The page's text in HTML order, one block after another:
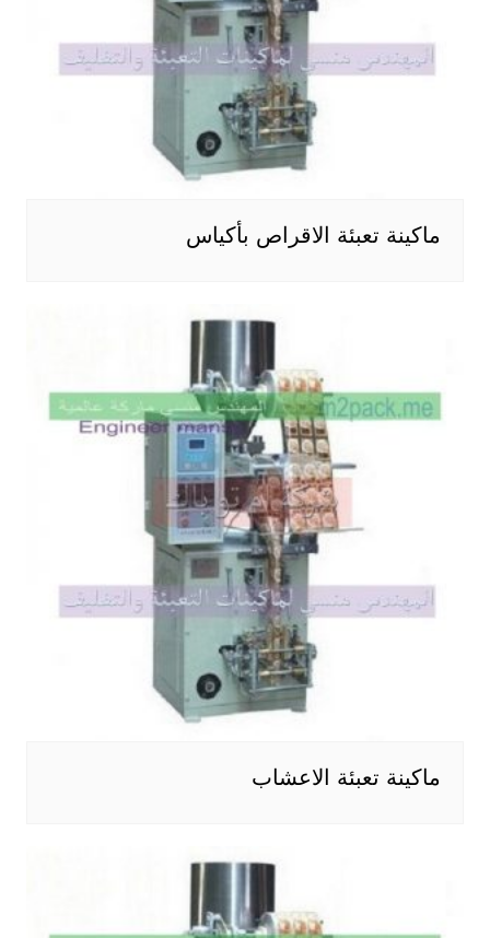
ماكينة تعبئة الاقراص بأكياس
ماكينة تعبئة الاعشاب